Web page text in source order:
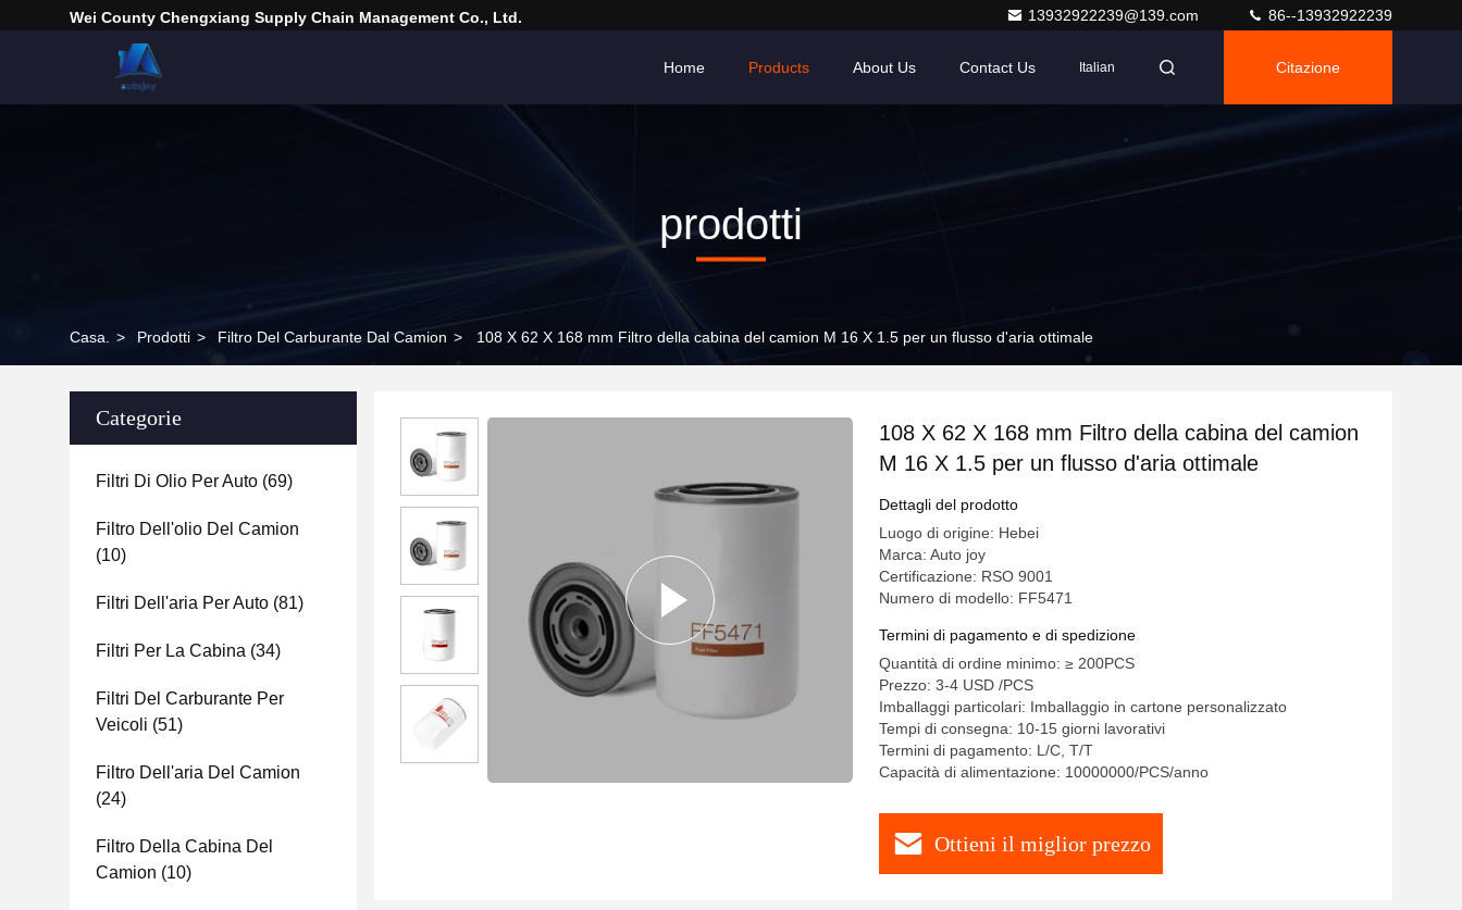
Wei County Chengxiang Supply Chain Management Co., Ltd. 13932922239@139.com 86--13932922239
Home Products About Us Contact Us Italian Citazione
prodotti
Casa. > Prodotti > Filtro Del Carburante Dal Camion > 108 X 62 X 168 mm Filtro della cabina del camion M 16 X 1.5 per un flusso d'aria ottimale
Categorie
Filtri Di Olio Per Auto (69)
Filtro Dell'olio Del Camion
(10)
Filtri Dell'aria Per Auto (81)
Filtri Per La Cabina (34)
Filtri Del Carburante Per
Veicoli (51)
Filtro Dell'aria Del Camion
(24)
Filtro Della Cabina Del
Camion (10)
108 X 62 X 168 mm Filtro della cabina del camion
M 16 X 1.5 per un flusso d'aria ottimale
Dettagli del prodotto
Luogo di origine: Hebei
Marca: Auto joy
Certificazione: RSO 9001
Numero di modello: FF5471
Termini di pagamento e di spedizione
Quantità di ordine minimo: ≥ 200PCS
Prezzo: 3-4 USD /PCS
Imballaggi particolari: Imballaggio in cartone personalizzato
Tempi di consegna: 10-15 giorni lavorativi
Termini di pagamento: L/C, T/T
Capacità di alimentazione: 10000000/PCS/anno
Ottieni il miglior prezzo